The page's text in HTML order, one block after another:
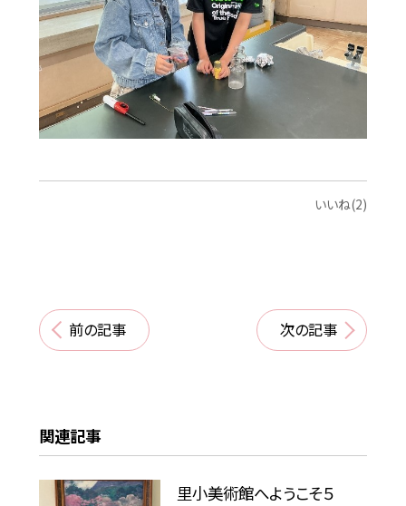
いいね(2)
前の記事 次の記事
関連記事
里小美術館へようこそ５